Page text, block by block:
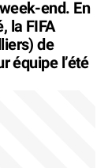
end. En
la FIFA
de
équipe l’été